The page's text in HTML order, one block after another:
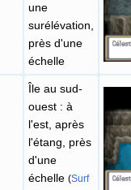
une
surélévation,
près d'une
échelle
Île au sud-
ouest : à
l'est, après
l'étang, près
d'une
échelle (Surf